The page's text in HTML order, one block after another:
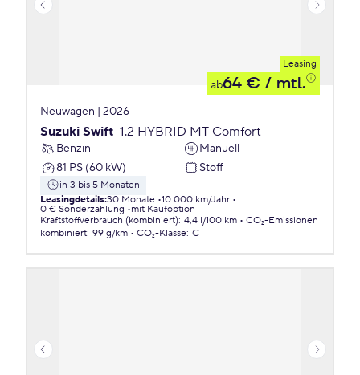
Leasing
ab64 € / mtl.
Neuwagen | 2026
Suzuki Swift 1.2 HYBRID MT Comfort
Benzin
Manuell
81 PS (60 kW)
Stoff
in 3 bis 5 Monaten
Leasingdetails:30 Monate 10.000 km/Jahr
0 € Sonderzahlung
mit Kaufoption
Kraftstoffverbrauch (kombiniert): 4,4 l/100 km
CO₂-Emissionen
kombiniert: 99 g/km CO₂-Klasse: C